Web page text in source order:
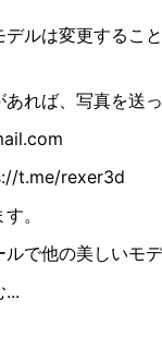
ルは変更するこ
れば、写真を送っ
t.me/rexer3d
。
で他の美しいモ
...